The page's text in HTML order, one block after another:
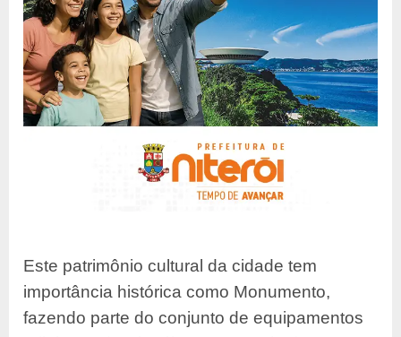
Este patrimônio cultural da cidade tem
importância histórica como Monumento,
fazendo parte do conjunto de equipamentos